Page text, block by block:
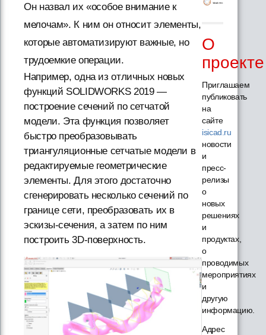
Он назвал их «особое внимание к
мелочам». К ним он относит элементы,
которые автоматизируют важные, но
трудоемкие операции.
Например, одна из отличных новых
функций SOLIDWORKS 2019 —
построение сечений по сетчатой
модели. Эта функция позволяет
быстро преобразовывать
триангуляционные сетчатые модели в
редактируемые геометрические
элементы. Для этого достаточно
сгенерировать несколько сечений по
границе сети, преобразовать их в
эскизы-сечения, а затем по ним
построить 3D-поверхность.
О
проекте
Приглашаем
публиковать
на
сайте
isicad.ru
новости
и
пресс-
релизы
о
новых
решениях
и
продуктах,
о
проводимых
мероприятиях
и
другую
информацию.
Адрес